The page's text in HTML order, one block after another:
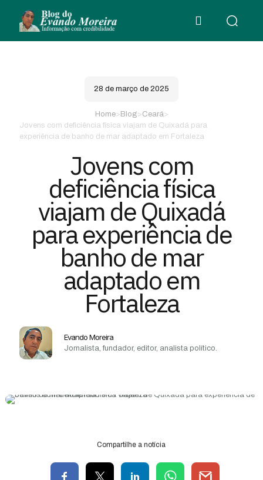
28 de março de 2025
Home> Blog>Ceará>
Jovens com deficiência física viajam de Quixadá para
experiência de banho de mar adaptado em Fortaleza
Jovens com
deficiência física
viajam de Quixadá
para experiência de
banho de mar
adaptado em
Fortaleza
Evando Moreira
Jornalista, fundador, editor, analista político.
Compartilhe a notícia